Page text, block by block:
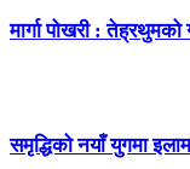
मार्गा पोखरी : तेह्रथुमको
समृद्धिको नयाँ युगमा